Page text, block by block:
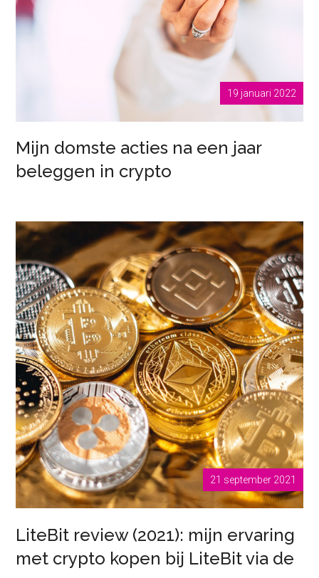
19 januari 2022
Mijn domste acties na een jaar
beleggen in crypto
21 september 2021
LiteBit review (2021): mijn ervaring
met crypto kopen bij LiteBit via de